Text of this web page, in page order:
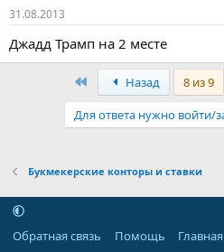
31.08.2013
Джадд Трамп на 2 месте
ПервыйНазад 8 из 9
Для ответа нужно войти/
Букмекерские конторы и ставки
Обратная связь Помощь Главная